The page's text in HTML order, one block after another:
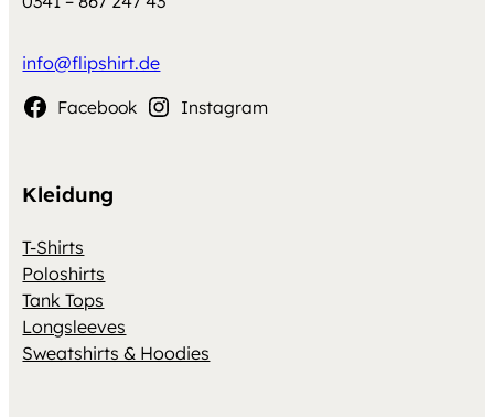
info@flipshirt.de
Facebook
Instagram
Kleidung
T-Shirts
Poloshirts
Tank Tops
Longsleeves
Sweatshirts & Hoodies